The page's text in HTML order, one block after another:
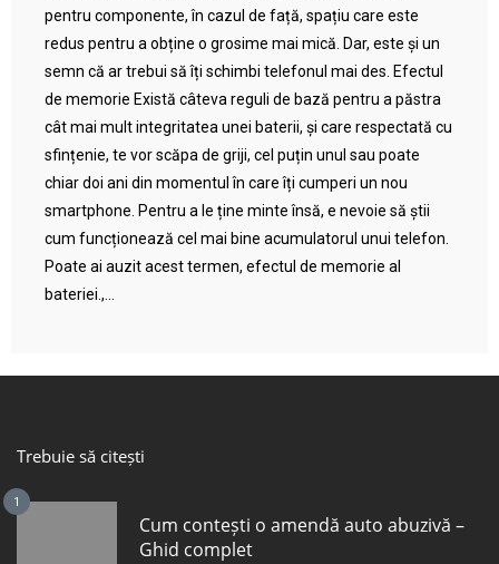
pentru componente, în cazul de față, spațiu care este
redus pentru a obține o grosime mai mică. Dar, este și un
semn că ar trebui să îți schimbi telefonul mai des. Efectul
de memorie Există câteva reguli de bază pentru a păstra
cât mai mult integritatea unei baterii, și care respectată cu
sfințenie, te vor scăpa de griji, cel puțin unul sau poate
chiar doi ani din momentul în care îți cumperi un nou
smartphone. Pentru a le ține minte însă, e nevoie să știi
cum funcționează cel mai bine acumulatorul unui telefon.
Poate ai auzit acest termen, efectul de memorie al
bateriei.,...
Trebuie să citești
1
Cum contești o amendă auto abuzivă –
Ghid complet